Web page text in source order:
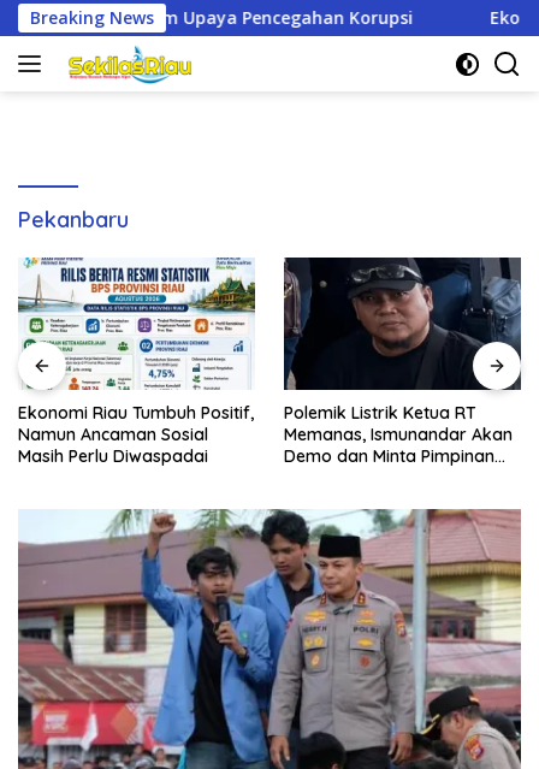
Langsung
ke
konten
Breaking News
Korupsi Ekonomi Riau Tumbuh Positif,
Pekanbaru
Ekonomi Riau Tumbuh Positif,
Namun Ancaman Sosial
Masih Perlu Diwaspadai
Polemik Listrik Ketua RT
Memanas, Ismunandar Akan
Demo dan Minta Pimpinan